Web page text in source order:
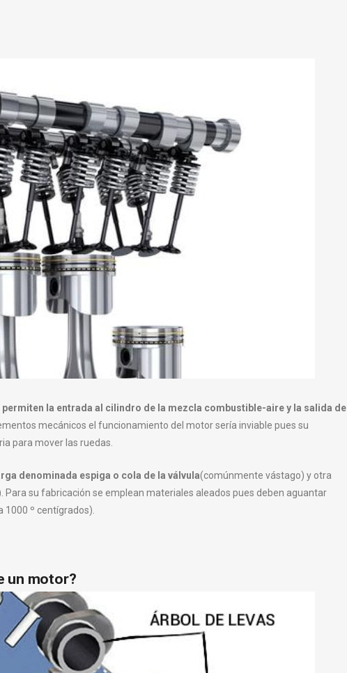
la entrada al cilindro de la mezcla combustible-aire y la salida de
mecánicos el funcionamiento del motor sería inviable pues su
para mover las ruedas.
denominada espiga o cola de la válvula(comúnmente vástago) y otra
su fabricación se emplean materiales aleados pues deben aguantar
º centígrados).
un motor?